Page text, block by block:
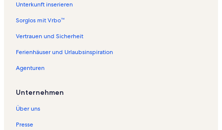
f
o
g
n
e
e
i
t
ö
e
f
l
e
d
S
e
i
e
Unterkunft inserieren
Sorglos mit Vrbo™
Vertrauen und Sicherheit
Ferienhäuser und Urlaubsinspiration
Agenturen
Unternehmen
Über uns
Presse